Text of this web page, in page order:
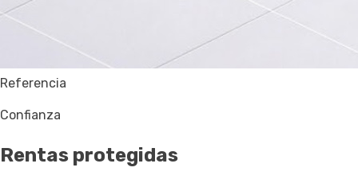
Referencia
Confianza
Rentas protegidas